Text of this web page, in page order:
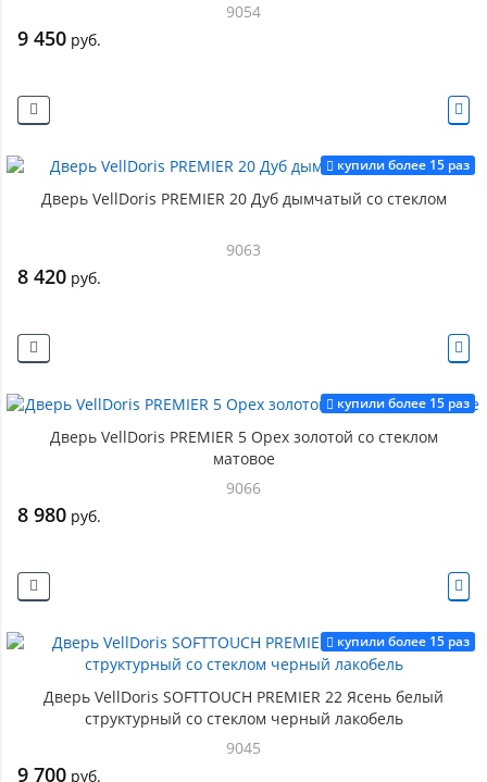
9054
9 450 руб.
купили более 15 раз
Дверь VellDoris PREMIER 20 Дуб дымчатый со стеклом
9063
8 420 руб.
купили более 15 раз
Дверь VellDoris PREMIER 5 Орех золотой со стеклом
матовое
9066
8 980 руб.
купили более 15 раз
Дверь VellDoris SOFTTOUCH PREMIER 22 Ясень белый
структурный со стеклом черный лакобель
9045
9 700 руб.